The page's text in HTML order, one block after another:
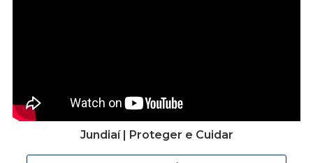
Jundiaí | Proteger e Cuidar